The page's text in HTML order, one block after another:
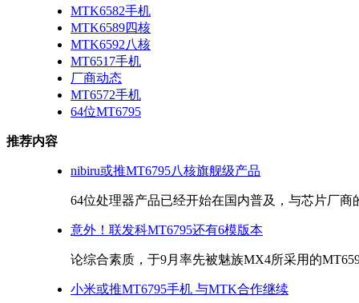
MTK6582手机
MTK6589四核
MTK6592八核
MT6517手机
厂商动态
MT6572手机
64位MT6795
推荐内容
nibiru或推MT6795八核旗舰级产品
64位处理器产品已经开始在国内普及，与芯片厂商
意外！联发科MT6795还有6模版本
论综合素质，于9月率先被魅族MX4所采用的
小米或推MT6795手机 与MTK合作继续